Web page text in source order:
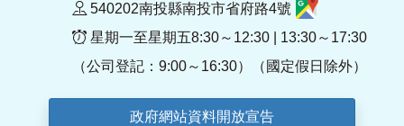
540202南投縣南投市省府路4號
星期一至星期五8:30～12:30 | 13:30～17:30
（公司登記：9:00～16:30）（國定假日除外）
政府網站資料開放宣告